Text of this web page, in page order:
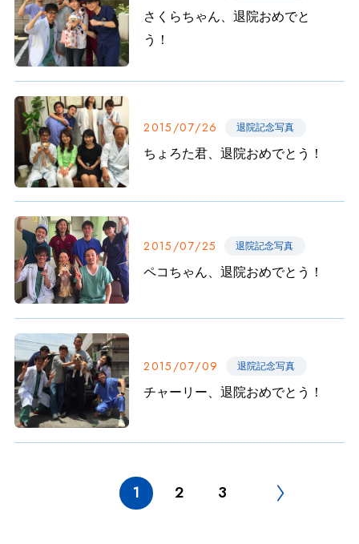
さくらちゃん、退院おめでと
う！
2015/07/26 退院記念写真
ちょろた君、退院おめでとう！
2015/07/25 退院記念写真
ペコちゃん、退院おめでとう！
2015/07/09 退院記念写真
チャーリー、退院おめでとう！
1 2 3